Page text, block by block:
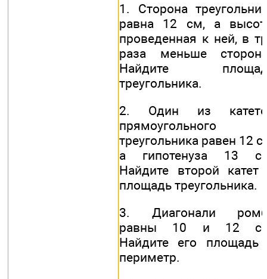
1. Сторона
равна 12 см, а
проведенная к ней, в
раза меньше
Найдите
треугольника.
2. Один из
прямоугольного
треугольника равен 12
а гипотенуза 13
Найдите второй катет
площадь треугольника.
3. Диагонали
равны 10 и 12
Найдите его площадь
периметр.